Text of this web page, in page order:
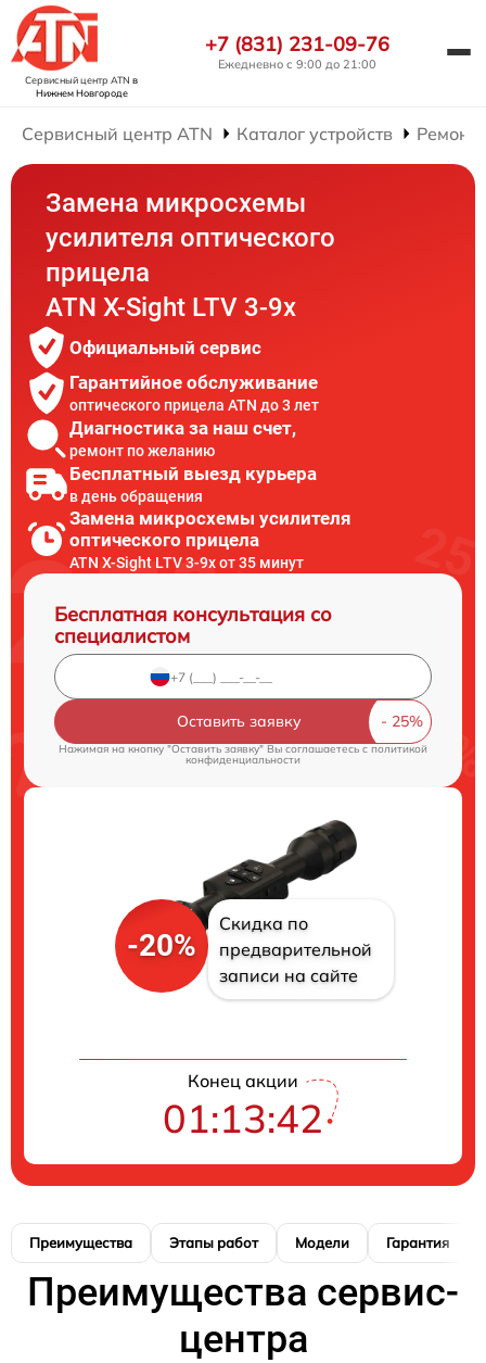
Сервисный центр ATN в
Нижнем Новгороде
+7 (831) 231-09-76
Ежедневно с 9:00 до 21:00
Сервисный центр ATN Каталог устройств Ремонт
Замена микросхемы
усилителя оптического
прицела
ATN X-Sight LTV 3-9x
Официальный сервис
Гарантийное обслуживание
оптического прицела ATN до 3 лет
Диагностика за наш счет,
ремонт по желанию
Бесплатный выезд курьера
в день обращения
Замена микросхемы усилителя
оптического прицела
ATN X-Sight LTV 3-9x от 35 минут
Бесплатная консультация со
специалистом
Оставить заявку
Нажимая на кнопку "Оставить заявку" Вы соглашаетесь cполитикой
конфиденциальности
-20%
Скидка по
предварительной
записи на сайте
Конец акции
01:13:41
Преимущества Этапы работ Модели Гарантия
Преимущества сервис-
центра